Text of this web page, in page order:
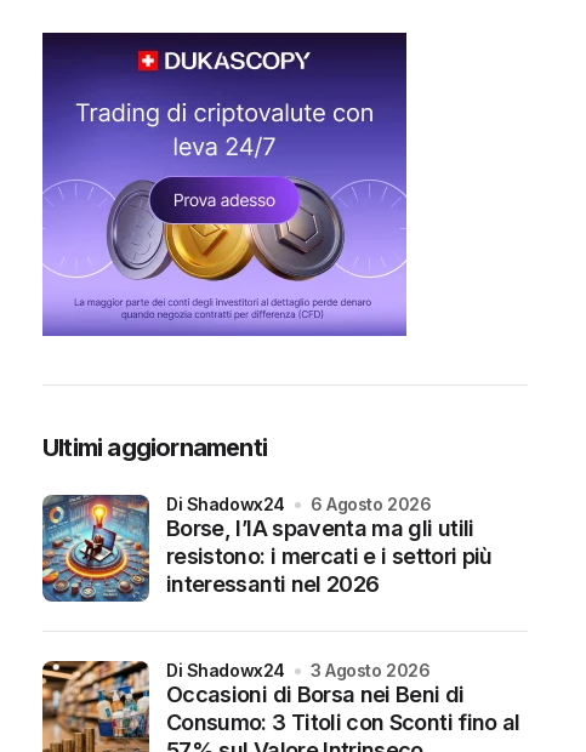
Ultimi aggiornamenti
Borse, l’IA spaventa ma gli utili
resistono: i mercati e i settori più
interessanti nel 2026
di Shadowx24 6 Agosto 2026
Occasioni di Borsa nei Beni di
Consumo: 3 Titoli con Sconti fino al
di Shadowx24 3 Agosto 2026